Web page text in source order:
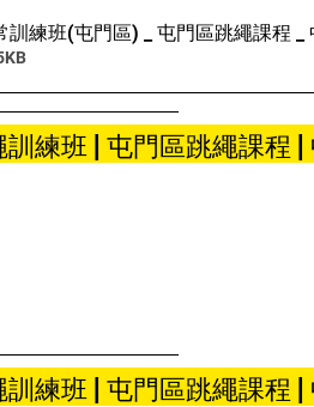
訓練班(屯門區) _ 屯門區跳繩課程 _
練班 | 屯門區跳繩課程
練班 | 屯門區跳繩課程